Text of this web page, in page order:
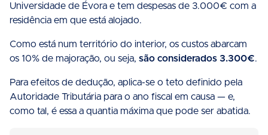
Universidade de Évora e tem despesas de 3.000€ com a
residência em que está alojado.
Como está num território do interior, os custos abarcam
os 10% de majoração, ou seja, são considerados 3.300€.
Para efeitos de dedução, aplica-se o teto definido pela
Autoridade Tributária para o ano fiscal em causa — e,
como tal, é essa a quantia máxima que pode ser abatida.